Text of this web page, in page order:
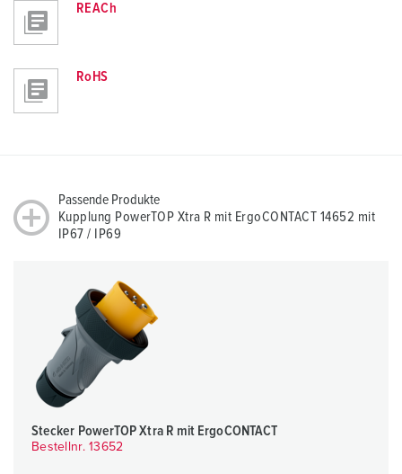
REACh
RoHS
Passende Produkte
Kupplung PowerTOP Xtra R mit ErgoCONTACT 14652 mit
IP67 / IP69
Stecker PowerTOP Xtra R mit ErgoCONTACT
Bestellnr. 13652